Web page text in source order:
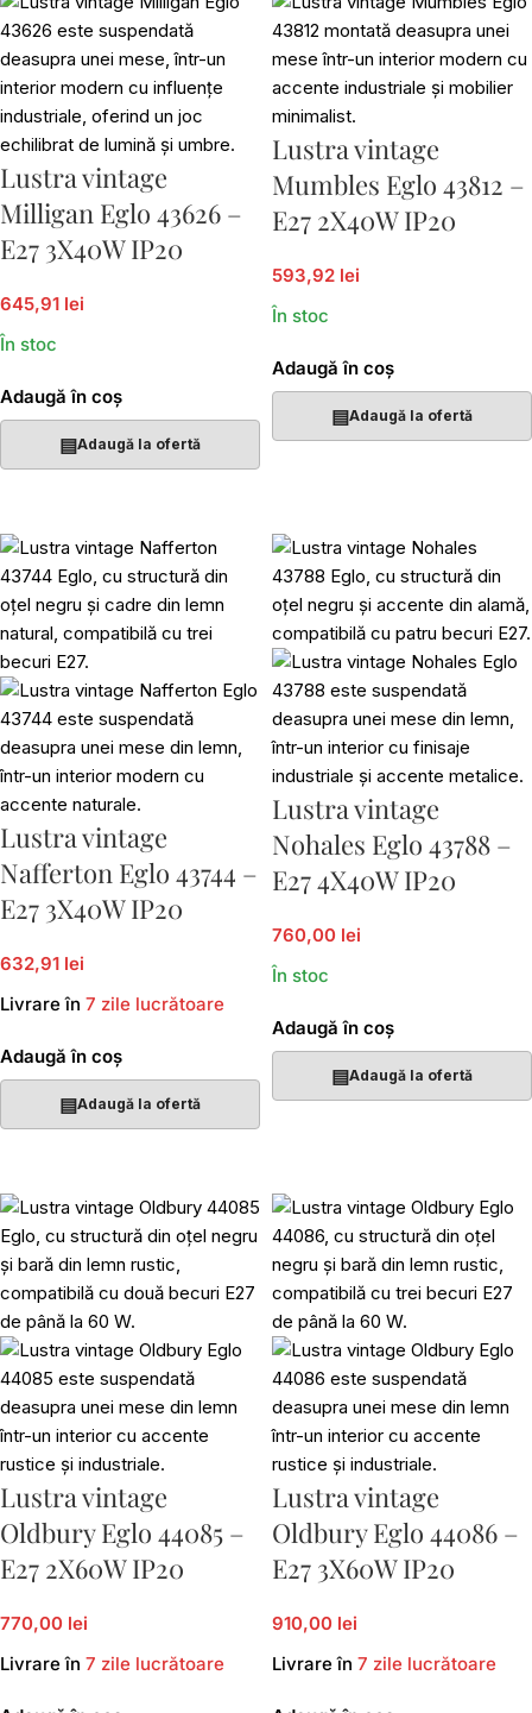
Lustra vintage
Milligan Eglo 43626 –
E27 3X40W IP20
645,91 lei
În stoc
Adaugă în coș
▤Adaugă la ofertă
Lustra vintage
Mumbles Eglo 43812 –
E27 2X40W IP20
593,92 lei
În stoc
Adaugă în coș
▤Adaugă la ofertă
Lustra vintage
Nafferton Eglo 43744 –
E27 3X40W IP20
632,91 lei
Livrare în 7 zile lucrătoare
Adaugă în coș
▤Adaugă la ofertă
Lustra vintage
Nohales Eglo 43788 –
E27 4X40W IP20
760,00 lei
În stoc
Adaugă în coș
▤Adaugă la ofertă
Lustra vintage
Oldbury Eglo 44085 –
E27 2X60W IP20
770,00 lei
Livrare în 7 zile lucrătoare
Lustra vintage
Oldbury Eglo 44086 –
E27 3X60W IP20
910,00 lei
Livrare în 7 zile lucrătoare